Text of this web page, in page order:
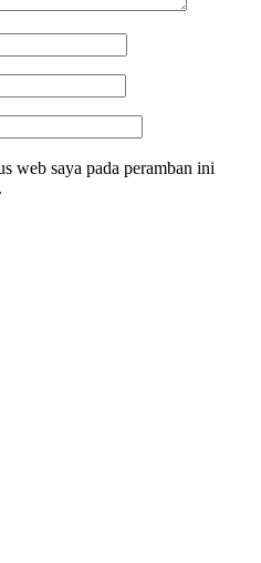
web saya pada peramban ini